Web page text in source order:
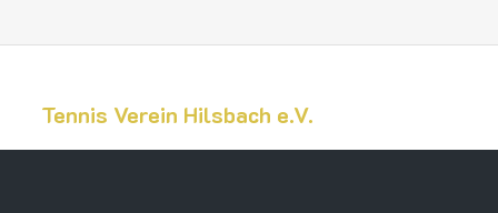
Tennis Verein Hilsbach e.V.